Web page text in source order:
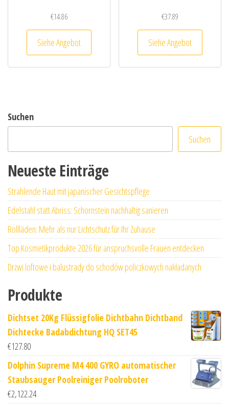
€14.86
Siehe Angebot
€37.89
Siehe Angebot
Suchen
Suchen
Neueste Einträge
Strahlende Haut mit japanischer Gesichtspflege
Edelstahl statt Abriss: Schornstein nachhaltig sanieren
Rollläden: Mehr als nur Lichtschutz für Ihr Zuhause
Top Kosmetikprodukte 2026 für anspruchsvolle Frauen entdecken
Drzwi loftowe i balustrady do schodów policzkowych nakładanych
Produkte
Dichtset 20Kg Flüssigfolie Dichtbahn Dichtband
Dichtecke Badabdichtung HQ SET45
€127.80
Dolphin Supreme M4 400 GYRO automatischer
Staubsauger Poolreiniger Poolroboter
€2,122.24